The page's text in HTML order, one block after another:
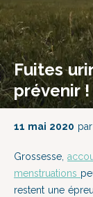
Fuites
prévenir !
11 mai 2020
Grossesse,
menstruations
restent une